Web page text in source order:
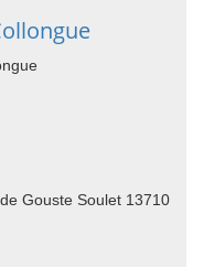
Gouste Soulet 13710